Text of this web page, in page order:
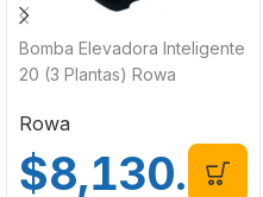
Bomba Elevadora Inteligente
20 (3 Plantas) Rowa
Rowa
$8,130.00